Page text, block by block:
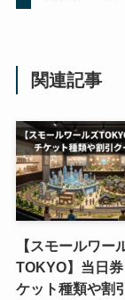
関連記事
【スモールワー
TOKYO】当日
ケット種類や割